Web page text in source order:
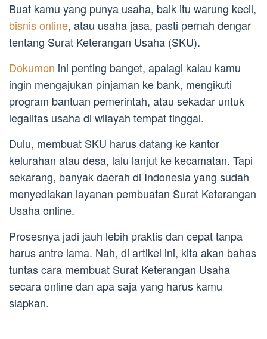
Buat kamu yang punya usaha, baik itu warung kecil,
bisnis online, atau usaha jasa, pasti pernah dengar
tentang Surat Keterangan Usaha (SKU).
Dokumen ini penting banget, apalagi kalau kamu
ingin mengajukan pinjaman ke bank, mengikuti
program bantuan pemerintah, atau sekadar untuk
legalitas usaha di wilayah tempat tinggal.
Dulu, membuat SKU harus datang ke kantor
kelurahan atau desa, lalu lanjut ke kecamatan. Tapi
sekarang, banyak daerah di Indonesia yang sudah
menyediakan layanan pembuatan Surat Keterangan
Usaha online.
Prosesnya jadi jauh lebih praktis dan cepat tanpa
harus antre lama. Nah, di artikel ini, kita akan bahas
tuntas cara membuat Surat Keterangan Usaha
secara online dan apa saja yang harus kamu
siapkan.